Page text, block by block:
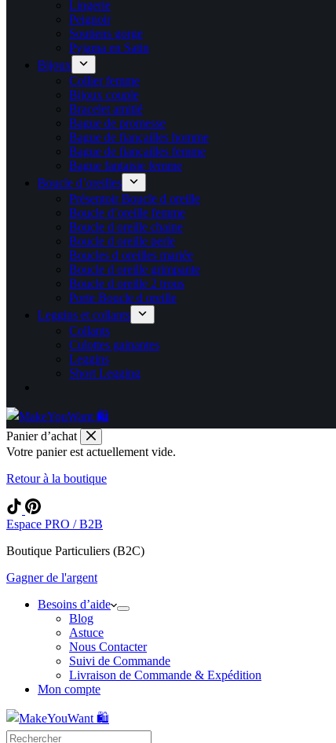
Lingerie
Peignoir
Soutiens gorge
Pyjama en Satin
Bijoux
Collier femme
Bijoux couple
Bracelet amitié
Bague de promesse
Bague de fiançailles homme
Bague de fiançailles femme
Bague fantaisie femme
Boucle d’oreilles
Présentoir Boucle d oreille
Boucle d’oreille femme
Boucle d oreille chaine
Boucle d oreille perle
Boucles d oreilles mariée
Boucle d oreille grimpante
Boucle d oreille 2 trous
Porte Boucle d oreille
Leggins et collants
Collants
Culottes gainantes
Leggins
Short Legging
Panier d’achat
Votre panier est actuellement vide.
Retour à la boutique
Espace PRO / B2B
Boutique Particuliers (B2C)
Gagner de l'argent
Besoins d’aide
Blog
Astuce
Nous Contacter
Suivi de Commande
Livraison de Commande & Expédition
Mon compte